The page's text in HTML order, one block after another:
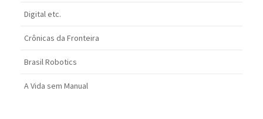
Digital etc.
Crônicas da Fronteira
Brasil Robotics
A Vida sem Manual